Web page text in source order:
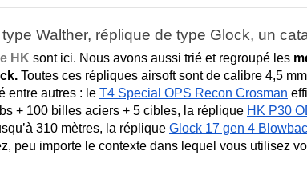
Walther, réplique de type Glock, un
HK sont ici. Nous avons aussi trié et regroupé les
Toutes ces répliques airsoft sont de calibre 4,5
entre autres : le T4 Special OPS Recon Crosman
+ 100 billes aciers + 5 cibles, la réplique HK P30
310 mètres, la réplique Glock 17 gen 4
peu importe le contexte dans lequel vous utilisez